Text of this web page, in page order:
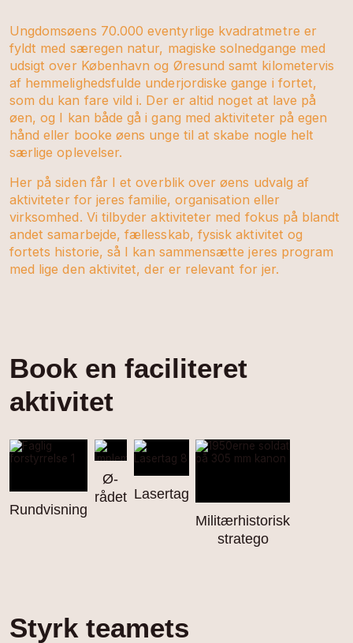
Ungdomsøens 70.000 eventyrlige kvadratmetre er
fyldt med særegen natur, magiske solnedgange med
udsigt over København og Øresund samt kilometervis
af hemmelighedsfulde underjordiske gange i fortet,
som du kan fare vild i. Der er altid noget at lave på
øen, og I kan både gå i gang med aktiviteter på egen
hånd eller booke øens unge til at skabe nogle helt
særlige oplevelser.
Her på siden får I et overblik over øens udvalg af
aktiviteter for jeres familie, organisation eller
virksomhed. Vi tilbyder aktiviteter med fokus på blandt
andet samarbejde, fællesskab, fysisk aktivitet og
fortets historie, så I kan sammensætte jeres program
med lige den aktivitet, der er relevant for jer.
Book en faciliteret
aktivitet
Rundvisning
Ø-
rådet Lasertag
Militærhistorisk
stratego
Styrk teamets